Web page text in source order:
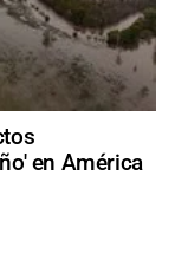
en América